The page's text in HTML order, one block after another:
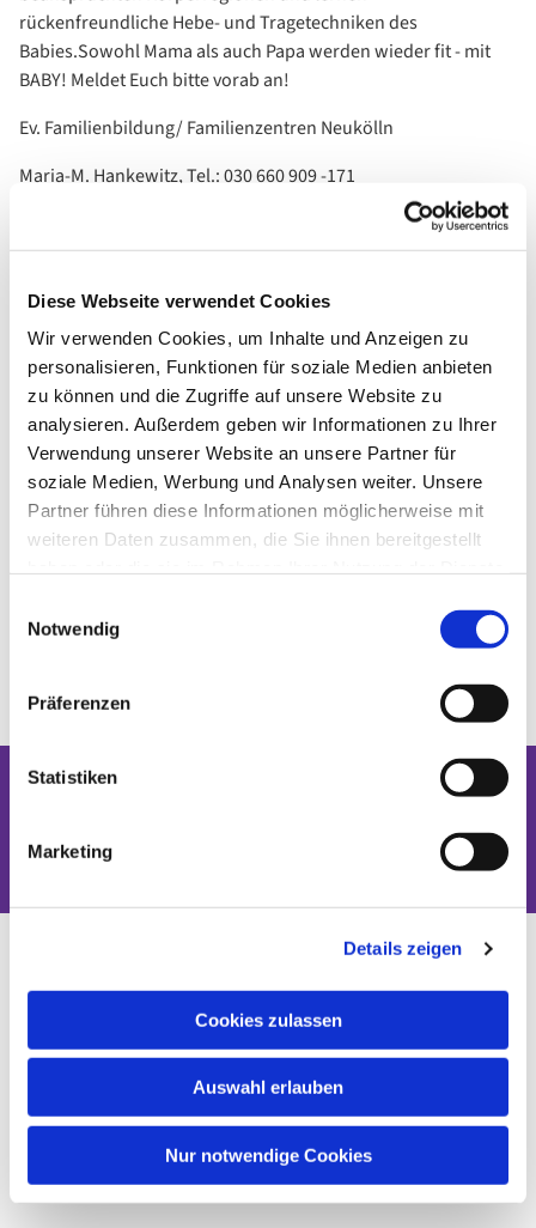
Diese Webseite verwendet Cookies
Wir verwenden Cookies, um Inhalte und Anzeigen zu
personalisieren, Funktionen für soziale Medien anbieten
zu können und die Zugriffe auf unsere Website zu
analysieren. Außerdem geben wir Informationen zu Ihrer
Verwendung unserer Website an unsere Partner für
soziale Medien, Werbung und Analysen weiter. Unsere
Partner führen diese Informationen möglicherweise mit
weiteren Daten zusammen, die Sie ihnen bereitgestellt
Notwendig
Präferenzen
Statistiken
Marketing
Details zeigen
Cookies zulassen
Auswahl erlauben
Nur notwendige Cookies
rückenfreundliche Hebe- und Tragetechniken des
Babies.Sowohl Mama als auch Papa werden wieder fit - mit
BABY! Meldet Euch bitte vorab an!
Ev. Familienbildung/ Familienzentren Neukölln
Maria-M. Hankewitz, Tel.: 030 660 909 -171
Dies könnte Sie auch interessieren